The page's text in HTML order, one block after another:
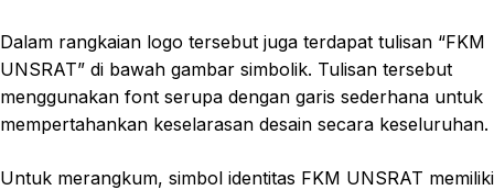
Dalam rangkaian logo tersebut juga terdapat tulisan “FKM
UNSRAT” di bawah gambar simbolik. Tulisan tersebut
menggunakan font serupa dengan garis sederhana untuk
mempertahankan keselarasan desain secara keseluruhan.
Untuk merangkum, simbol identitas FKM UNSRAT memiliki